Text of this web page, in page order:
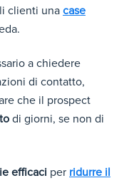
clienti unacase
a chiedere
di contatto,
che il prospect
di giorni, se non di
efficaci per ridurre il